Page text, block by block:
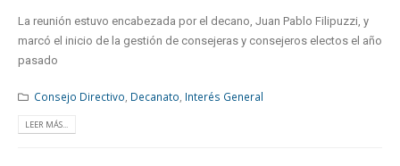
La reunión estuvo encabezada por el decano, Juan Pablo Filipuzzi, y
marcó el inicio de la gestión de consejeras y consejeros electos el año
pasado
Consejo Directivo Decanato Interés General
LEER MÁS...